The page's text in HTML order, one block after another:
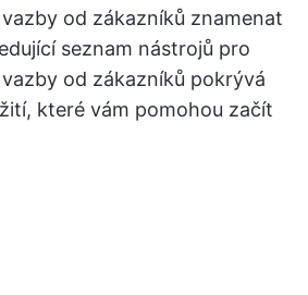
od zákazníků znamenat
seznam nástrojů pro
od zákazníků pokrývá
které vám pomohou začít